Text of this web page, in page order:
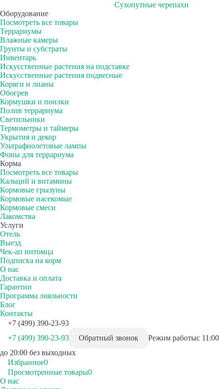
Сухопутные черепахи
Оборудование
Посмотреть все товары
Террариумы
Влажные камеры
Грунты и субстраты
Инвентарь
Искусственные растения на подставке
Искусственные растения подвесные
Коряги и лианы
Обогрев
Кормушки и поилки
Полив террариума
Светильники
Термометры и таймеры
Укрытия и декор
Ультрафиолетовые лампы
Фоны для террариума
Корма
Посмотреть все товары
Кальций и витамины
Кормовые грызуны
Кормовые насекомые
Кормовые смеси
Лакомства
Услуги
Отель
Выезд
Чек-ап питомца
Подписка на корм
О нас
Доставка и оплата
Гарантии
Программа лояльности
Блог
Контакты
+7 (499) 390-23-93
+7 (499) 390-23-93
Обратный звонок Режим работыс 11:00
до 20:00 без выходных
Избранное0
Просмотренные товары0
О нас